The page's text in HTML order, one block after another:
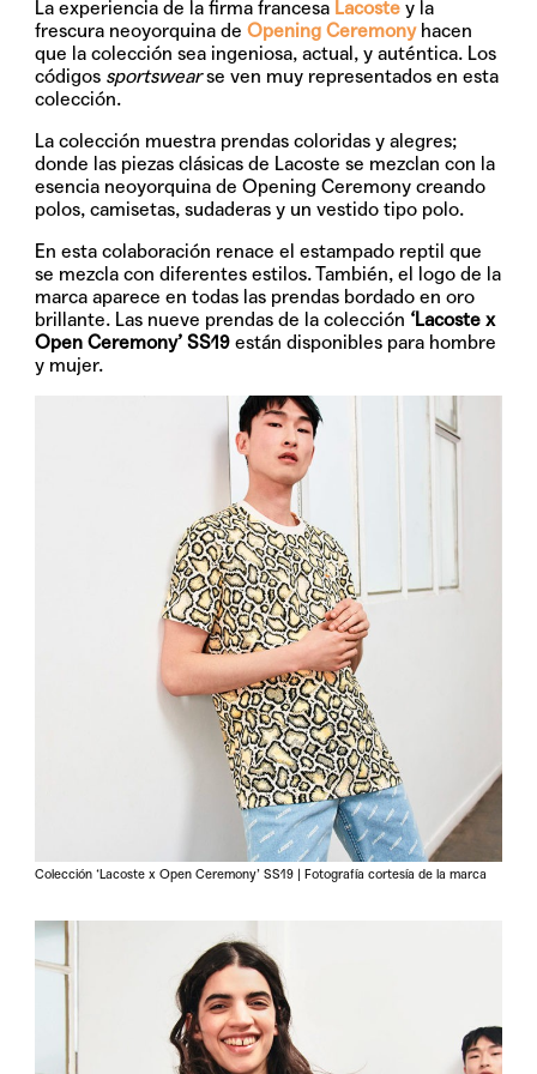
La experiencia de la firma francesa Lacoste y la
frescura neoyorquina deOpening Ceremonyhacen
que la colección sea ingeniosa, actual, y auténtica. Los
códigos sportswearse ven muy representados en esta
colección.
La colección muestra prendas coloridas y alegres;
donde las piezas clásicas de Lacoste se mezclan con la
esencia neoyorquina de Opening Ceremony creando
polos, camisetas, sudaderas y un vestido tipo polo.
En esta colaboración renace el estampado reptil que
se mezcla con diferentes estilos. También, el logo de la
marca aparece en todas las prendas bordado en oro
brillante. Las nueve prendas de la colección ‘Lacoste x
Open Ceremony’ SS19 están disponibles para hombre
y mujer.
Colección ‘Lacoste x Open Ceremony’ SS19 | Fotografía cortesía de la marca